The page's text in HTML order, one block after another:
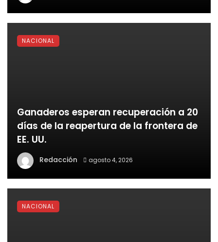
Ganaderos esperan recuperación a 20
días de la reapertura de la frontera de
EE. UU.
Redacción agosto 4, 2026
NACIONAL
NACIONAL